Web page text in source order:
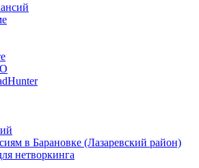
в Барановке (Лазаревский район)
нетворкинга